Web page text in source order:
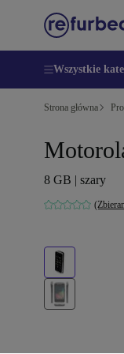
Wszystkie
Strona główna
8 GB | szary